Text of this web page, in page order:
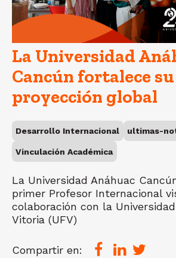
La Universidad
Cancún fortalece su
proyección global
Desarrollo Internacional ultimas-
Vinculación Académica
La Universidad Anáhuac
primer Profesor Internacional
colaboración con la
Vitoria (UFV)
Compartir en: